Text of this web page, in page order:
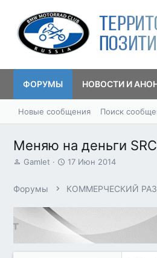
ФОРУМЫ НОВОСТИ И
Новые сообщения Поиск
Меняю на деньги
А
о
Gamlet
Д
а
ч
17 Июн 2014
Форумы КОММЕРЧЕСКИЙ